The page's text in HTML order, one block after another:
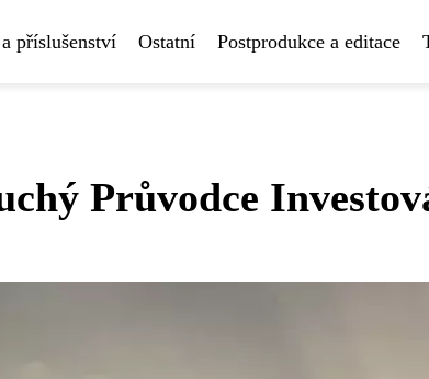
příslušenství Ostatní Postprodukce a editace
Průvodce